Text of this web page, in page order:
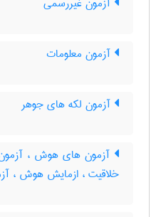
آزمون معلومات
آزمون لکه های جوهر
آزمون های هوش ،
خلاقیت ، ازمایش هوش ،